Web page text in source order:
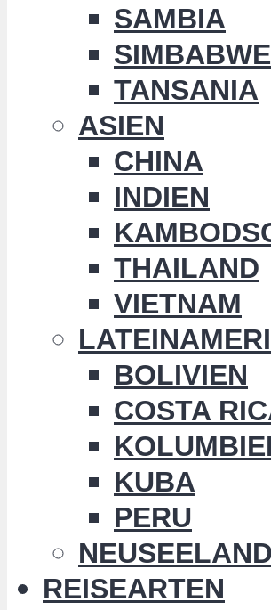
SAMBIA
SIMBABWE
TANSANIA
ASIEN
CHINA
INDIEN
THAILAND
VIETNAM
BOLIVIEN
COSTA
KUBA
PERU
NEUSEELAND
REISEARTEN